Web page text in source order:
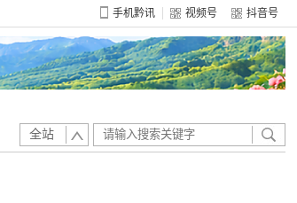
手机黔讯 视频号 抖音号
全站